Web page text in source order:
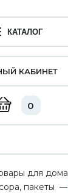
КАТАЛОГ
0
КАБИНЕТ
для дома
пакеты